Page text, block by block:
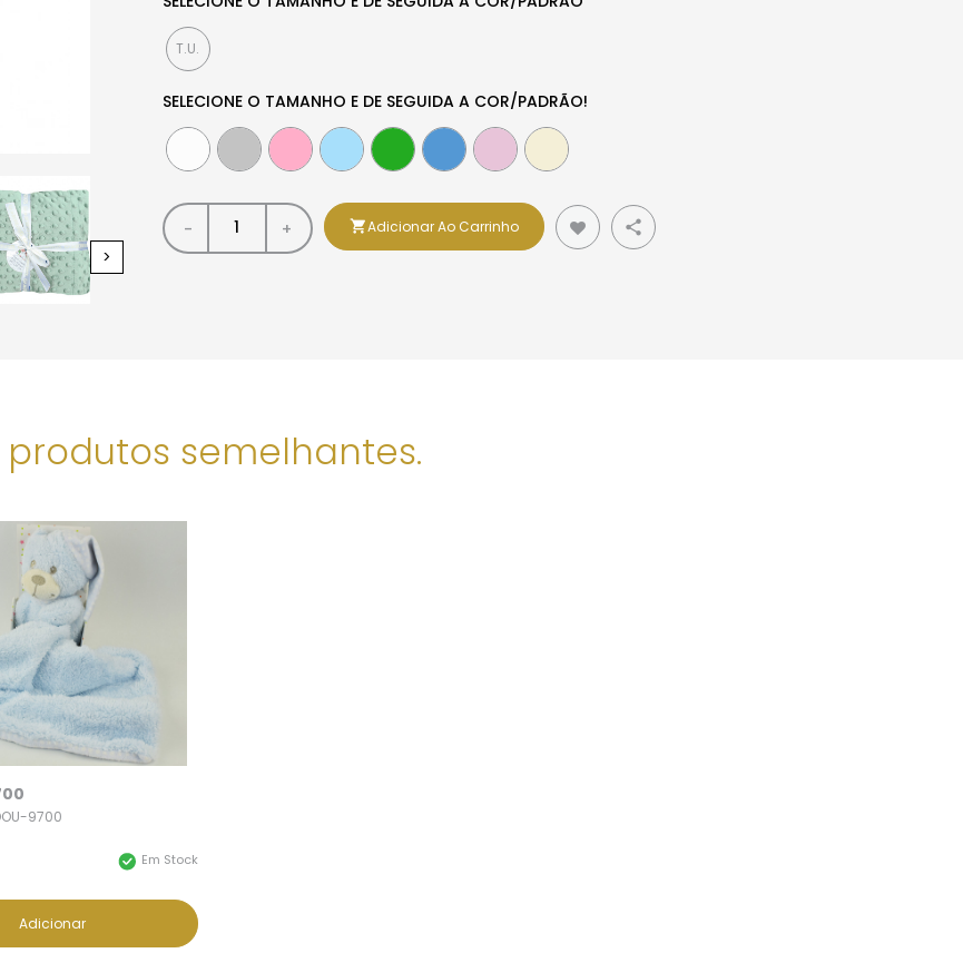
T.U.
SELECIONE O TAMANHO E DE SEGUIDA A COR/PADRÃO!
+
- Adicionar Ao Carrinho share
produtos semelhantes.
9700
Em Stock
Adicionar